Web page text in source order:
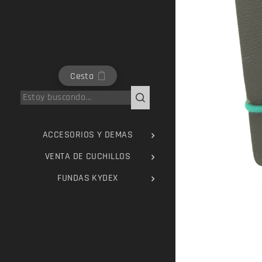
Cesta
ACCESORIOS Y DEMAS
VENTA DE CUCHILLOS
FUNDAS KYDEX